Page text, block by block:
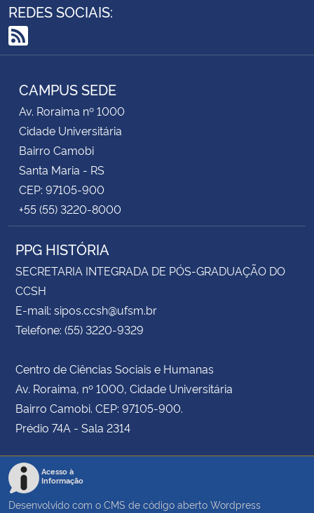
REDES SOCIAIS:
RSS
CAMPUS SEDE
Av. Roraima nº 1000
Cidade Universitária
Bairro Camobi
Santa Maria - RS
CEP: 97105-900
+55 (55) 3220-8000
PPG HISTÓRIA
SECRETARIA INTEGRADA DE PÓS-GRADUAÇÃO DO
CCSH
E-mail: sipos.ccsh@ufsm.br
Telefone: (55) 3220-9329
Centro de Ciências Sociais e Humanas
Av. Roraima, nº 1000, Cidade Universitária
Bairro Camobi. CEP: 97105-900.
Prédio 74A - Sala 2314
Acesso à
Informação
Desenvolvido com o CMS de código aberto Wordpress